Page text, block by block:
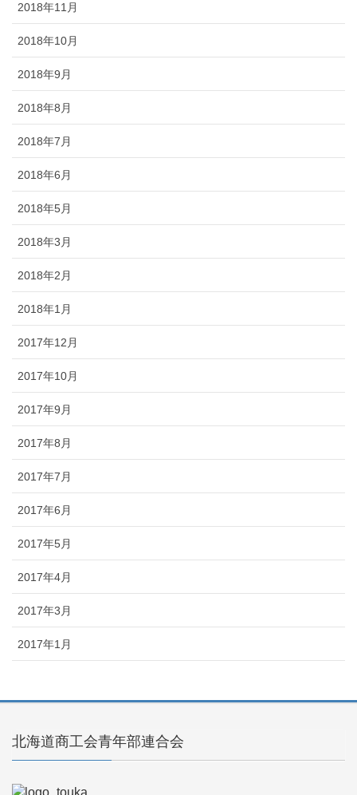
2018年11月
2018年10月
2018年9月
2018年8月
2018年7月
2018年6月
2018年5月
2018年3月
2018年2月
2018年1月
2017年12月
2017年10月
2017年9月
2017年8月
2017年7月
2017年6月
2017年5月
2017年4月
2017年3月
2017年1月
北海道商工会青年部連合会